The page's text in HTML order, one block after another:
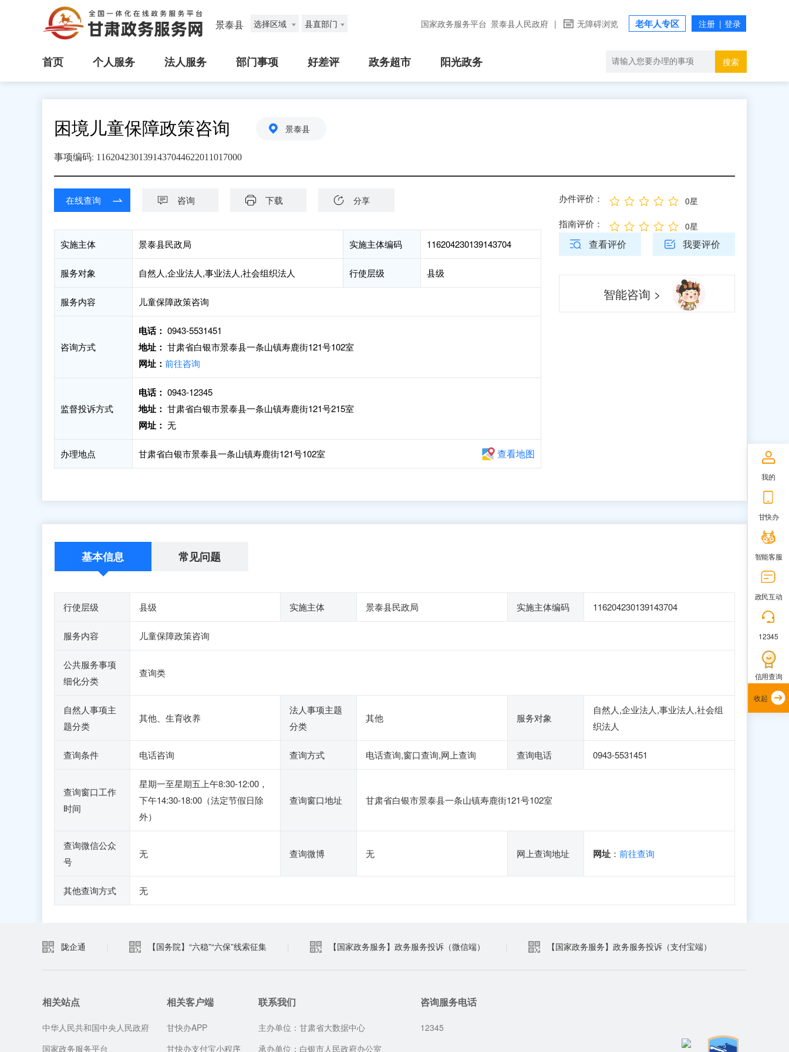
景泰县 选择区域 县直部门 国家政务服务平台 景泰县人民政府 | 无障碍浏览 老年人专区
首页 个人服务 法人服务 部门事项 好差评 政务超市 阳光政务 搜索
困境儿童保障政策咨询 景泰县
事项编码: 1162042301391437044622011017000
在线查询 咨询 下载 分享
实施主体 景泰县民政局 实施主体编码 116204230139143704
服务对象 自然人,企业法人,事业法人,社会组织法人 行使层级 县级
服务内容 儿童保障政策咨询
咨询方式
电话： 0943-5531451
地址： 甘肃省白银市景泰县一条山镇寿鹿街121号102室
网址： 前往咨询
监督投诉方式
电话： 0943-12345
地址： 甘肃省白银市景泰县一条山镇寿鹿街121号215室
网址： 无
办理地点 甘肃省白银市景泰县一条山镇寿鹿街121号102室 查看地图
办件评价： 0星
指南评价： 0星
查看评价 我要评价
智能咨询 >
基本信息 常见问题
行使层级 县级 实施主体 景泰县民政局 实施主体编码 116204230139143704
服务内容 儿童保障政策咨询
公共服务事项
细化分类
查询类
自然人事项主
题分类
其他、生育收养
法人事项主题
分类
其他 服务对象
自然人,企业法人,事业法人,社会组
织法人
查询条件 电话咨询 查询方式 电话查询,窗口查询,网上查询 查询电话 0943-5531451
查询窗口工作
时间
星期一至星期五上午8:30-12:00，
下午14:30-18:00（法定节假日除
外）
查询窗口地址 甘肃省白银市景泰县一条山镇寿鹿街121号102室
查询微信公众
号
无 查询微博 无 网上查询地址 网址 ： 前往查询
其他查询方式 无
陇企通 【国务院】“六稳”“六保”线索征集 【国家政务服务】政务服务投诉（微信端） 【国家政务服务】政务服务投诉（支付宝端）
相关站点
中华人民共和国中央人民政府
国家政务服务平台
相关客户端
甘快办APP
甘快办支付宝小程序
联系我们
主办单位：甘肃省大数据中心
承办单位：白银市人民政府办公室
咨询服务电话
12345
我的
甘快办
智能客服
政民互动
12345
信用查询
收起